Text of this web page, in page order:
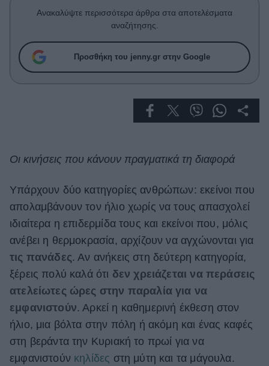
Celebrities
Who
True Stories
Ask the Guru
Living
Deco
Cooking
Green
Αφιερώματα
ΒΟΞ
Χωρίς Ταμπέλες
Ανακαλύψτε περισσότερα άρθρα στα αποτελέσματα
αναζήτησης.
Προσθήκη του jenny.gr στην Google
Οι κινήσεις που κάνουν πραγματικά τη διαφορά
Υπάρχουν δύο κατηγορίες ανθρώπων: εκείνοι που
απολαμβάνουν τον ήλιο χωρίς να τους απασχολεί
ιδιαίτερα η επιδερμίδα τους και εκείνοι που, μόλις
ανέβει η θερμοκρασία, αρχίζουν να αγχώνονται για
τις πανάδες. Αν ανήκεις στη δεύτερη κατηγορία,
ξέρεις πολύ καλά ότι δεν χρειάζεται να περάσεις
ατελείωτες ώρες στην παραλία για να
εμφανιστούν. Αρκεί η καθημερινή έκθεση στον
ήλιο, μια βόλτα στην πόλη ή ακόμη και ένας καφές
στη βεράντα την Κυριακή το πρωί για να
εμφανιστούν κηλίδες στη μύτη και τα μάγουλα.